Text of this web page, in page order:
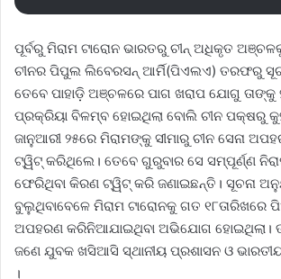
ପୂର୍ବରୁ ମିରାମ ଟାରୋନ ଭାରତରୁ ଚୀନ୍‌ ଅଧିକୃତ
ଚୀନର ପିପୁଲ ଲିବେରସନ୍ ଆର୍ମି(ପିଏଲଏ) ତରଫରୁ
ତେବେ ପାହାଡ଼ି ଅଞ୍ଚଳରେ ପାଗ ଖରାପ ଯୋଗୁ ତାଙ୍କୁ
ପ୍ରକ୍ରିୟା ବିଳମ୍ବ ହୋଇଥିଲା ବୋଲି ଚୀନ ପକ୍ଷରୁ
ଜାନୁଆରୀ ୨୫ରେ ମିରାମଙ୍କୁ ସୀମାରୁ ଚୀନ ସେନା
ଟ୍ୱିଟ୍‌ କରିଥିଲେ। ତେବେ ଗୁରୁବାର ସେ ସମ୍ପୂର୍ଣ୍ଣ
ଫେରିଥିବା କିରଣ ଟ୍ୱିଟ୍‌ କରି ଜଣାଇଛନ୍ତି। ସୂଚନା
ବୁଲୁଥିବାବେଳେ ମିରାମ ଟାରୋନକୁ ଗତ
ଅପହରଣ କରିନିଆଯାଇଥିବା ଅଭିଯୋଗ ହୋଇଥିଲା।
ଜଣେ ଯୁବକ ଖସିଆସି ସ୍ଥାନୀୟ ପ୍ରଶାସନ ଓ ଭାରତୀୟ
।